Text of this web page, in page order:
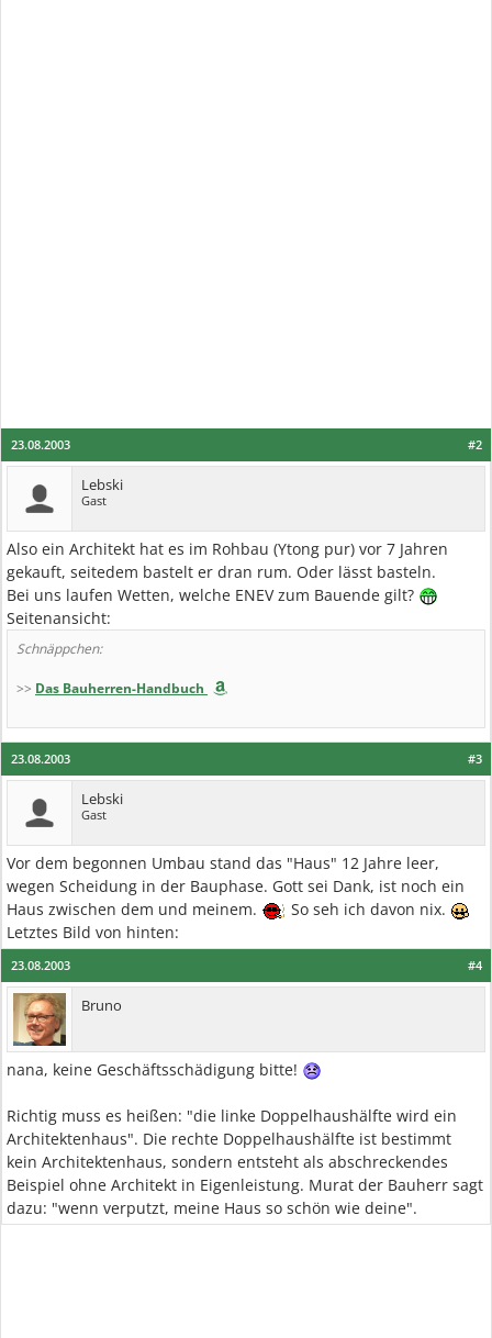
#2
23.08.2003
Lebski
Gast
Also ein Architekt hat es im Rohbau (Ytong pur) vor 7 Jahren
gekauft, seitedem bastelt er dran rum. Oder lässt basteln.
Bei uns laufen Wetten, welche ENEV zum Bauende gilt?
Seitenansicht:
Schnäppchen:
>> Das Bauherren-Handbuch
#3
23.08.2003
Lebski
Gast
Vor dem begonnen Umbau stand das "Haus" 12 Jahre leer,
wegen Scheidung in der Bauphase. Gott sei Dank, ist noch ein
Haus zwischen dem und meinem.
So seh ich davon nix.
Letztes Bild von hinten:
#4
23.08.2003
Bruno
nana, keine Geschäftsschädigung bitte!
Richtig muss es heißen: "die linke Doppelhaushälfte wird ein
Architektenhaus". Die rechte Doppelhaushälfte ist bestimmt
kein Architektenhaus, sondern entsteht als abschreckendes
Beispiel ohne Architekt in Eigenleistung. Murat der Bauherr sagt
dazu: "wenn verputzt, meine Haus so schön wie deine".